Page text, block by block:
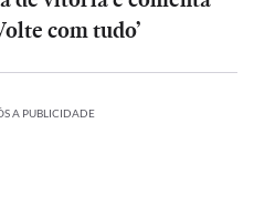
com tudo’
A PUBLICIDADE